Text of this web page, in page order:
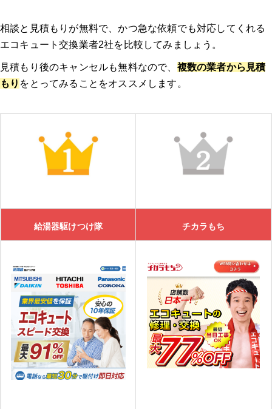
湯ドクター
湯ドクターの特徴
湯ドクターの口コミ
交換できるくん
交換できるくんの特徴
交換できるくんの口コミ
ガスペック
ガスペックの口コミ
カワデンネット
住設ドットコム
相談と見積もりが無料で、かつ急な依頼でも対応してくれる
エコキュート交換業者2社を比較してみましょう。
見積もり後のキャンセルも無料なので、 複数の業者から見積
もり をとってみることをオススメします。
給湯器駆けつけ隊 チカラもち